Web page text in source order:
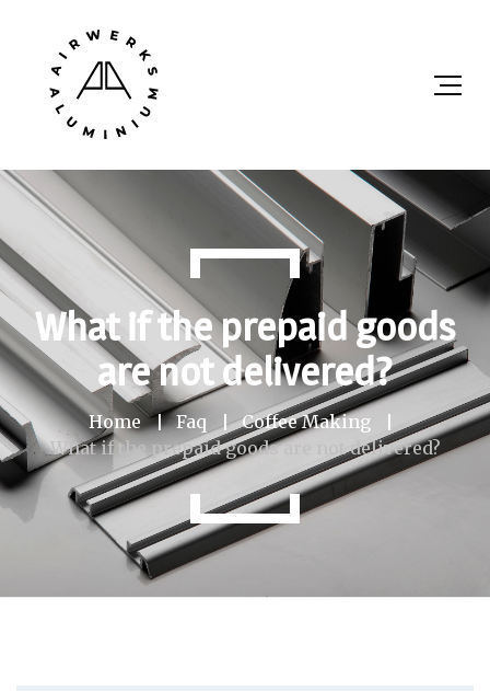
What if the prepaid goods
are not delivered?
Home Faq
Coffee Making
What if the prepaid goods are not delivered?